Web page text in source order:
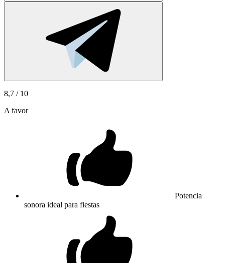
8,7 / 10
A favor
Potencia
sonora ideal para fiestas